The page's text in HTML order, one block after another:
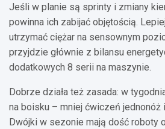
Jeśli w planie są sprinty i zmiany
powinna ich zabijać objętością.
utrzymać ciężar na sensownym
przyjdzie głównie z bilansu
dodatkowych 8 serii na maszynie.
Dobrze działa też zasada: w
na boisku – mniej ćwiczeń jednonóż
Dwójki w sezonie mają dość roboty